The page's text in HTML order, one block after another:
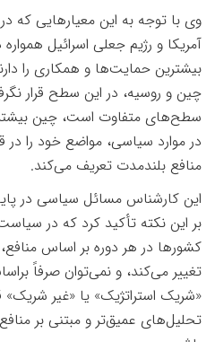
وی با توجه به این معیارهایی که
آمریکا و رژیم جعلی اسرائیل
بیشترین حمایت‌ها و همکاری را
چین و روسیه، در این سطح قرار
سطح‌های متفاوت است، چین
در موارد سیاسی، مواضع خود را
منافع بلندمدت تعریف می‌کند.
این کارشناس مسائل سیاسی در
بر این نکته تأکید کرد که در
کشورها در هر دوره بر اساس
تغییر می‌کند، و نمی‌توان صرفاً
«شریک استراتژیک» یا «غیر شریک»
تحلیل‌های عمیق‌تر و مبتنی بر